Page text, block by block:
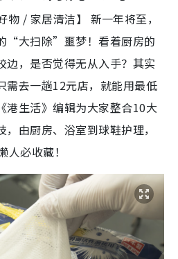
物 / 家居清洁】 新一年将至，
“大扫除”噩梦！看着厨房的
边，是否觉得无从入手？其实
需去一趟12元店，就能用最低
生活》编辑为大家整合10大
由厨房、浴室到球鞋护理，
必收藏！